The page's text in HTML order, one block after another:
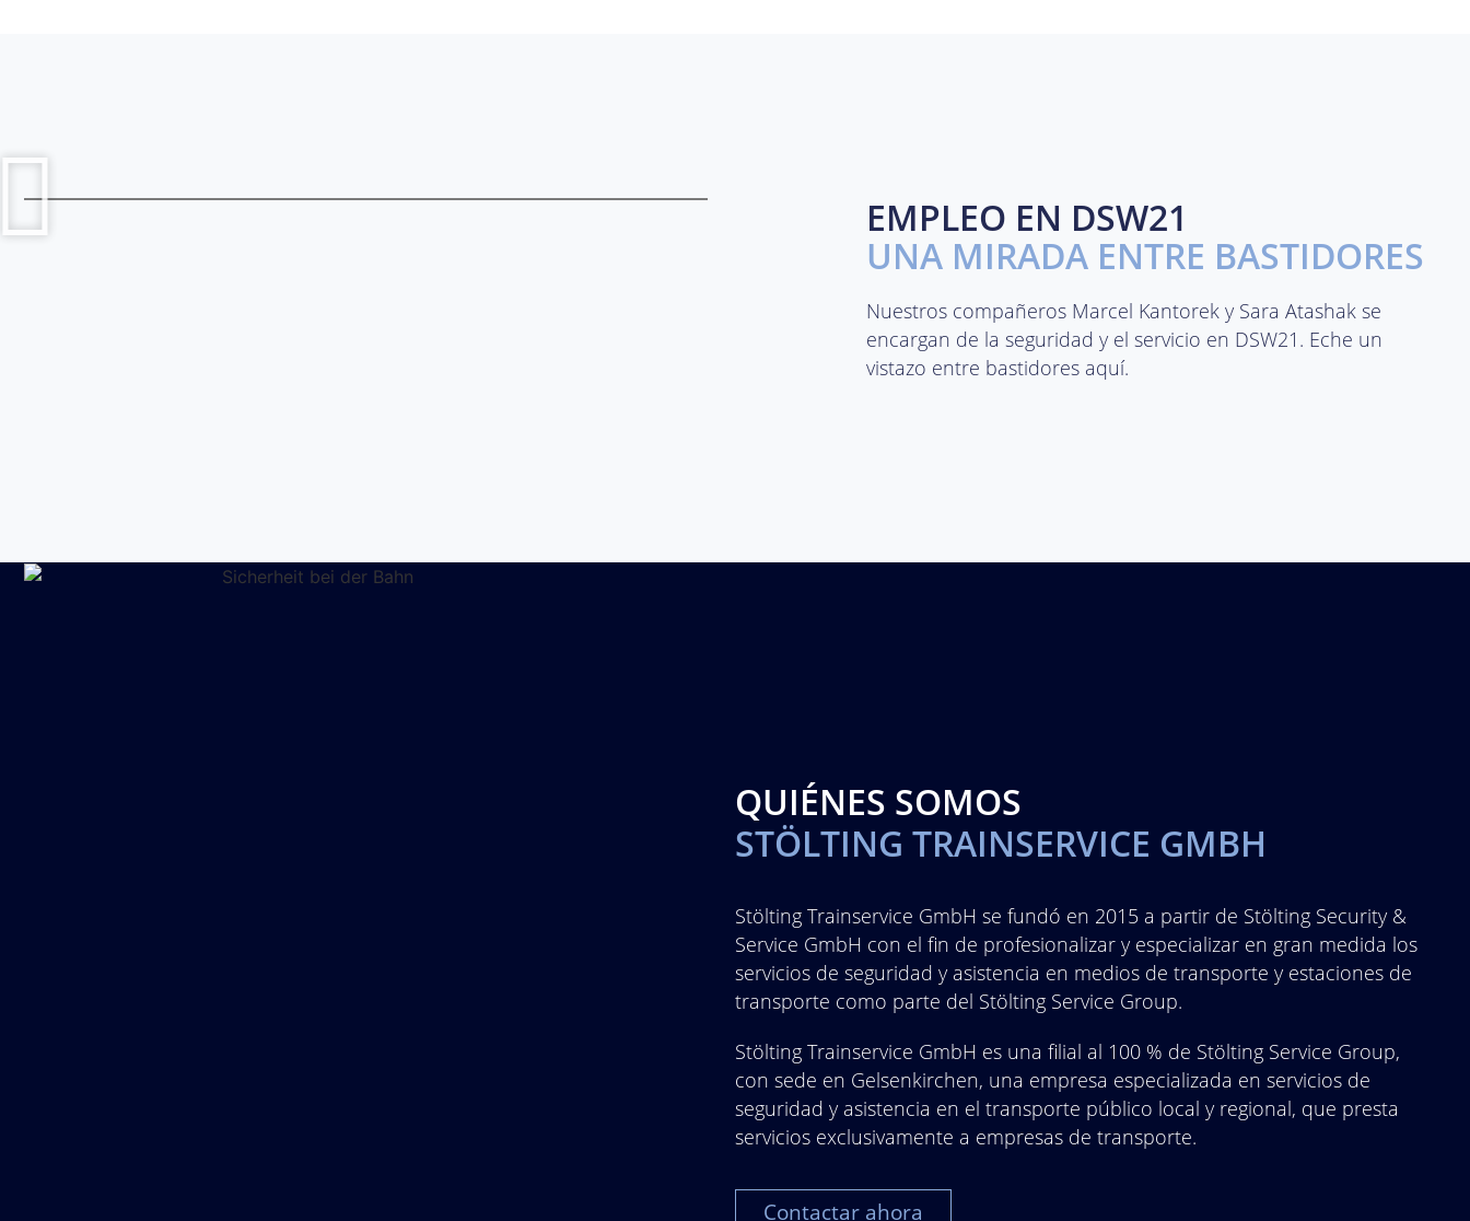
EMPLEO EN DSW21
UNA MIRADA ENTRE BASTIDORES
Nuestros compañeros Marcel Kantorek y Sara Atashak se
encargan de la seguridad y el servicio en DSW21. Eche un
vistazo entre bastidores aquí.
QUIÉNES SOMOS
STÖLTING TRAINSERVICE GMBH
Stölting Trainservice GmbH se fundó en 2015 a partir de Stölting Security &
Service GmbH con el fin de profesionalizar y especializar en gran medida los
servicios de seguridad y asistencia en medios de transporte y estaciones de
transporte como parte del Stölting Service Group.
Stölting Trainservice GmbH es una filial al 100 % de Stölting Service Group,
con sede en Gelsenkirchen, una empresa especializada en servicios de
seguridad y asistencia en el transporte público local y regional, que presta
servicios exclusivamente a empresas de transporte.
Contactar ahora